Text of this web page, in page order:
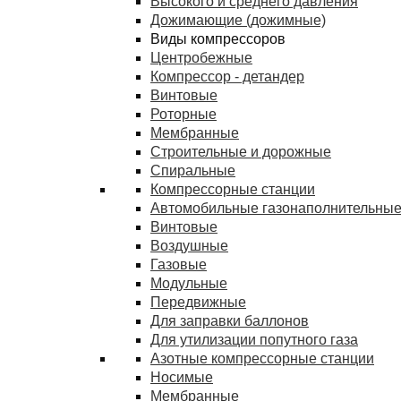
Дожимающие (дожимные)
Виды компрессоров
Центробежные
Компрессор - детандер
Винтовые
Роторные
Мембранные
Строительные и дорожные
Спиральные
Компрессорные станции
Автомобильные
Винтовые
Воздушные
Газовые
Модульные
Передвижные
Для заправки баллонов
Для утилизации попутного газа
Азотные компрессорные станции
Носимые
Мембранные